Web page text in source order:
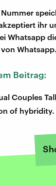
ihr
Whatsapp
von Whatsapp.
Beitrag:
Couples
of hybridity.